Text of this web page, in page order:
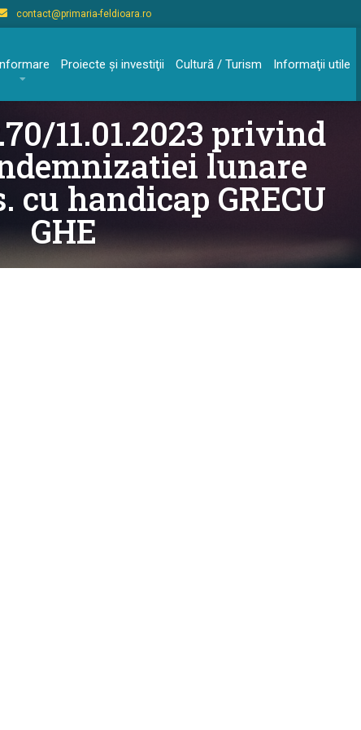
contact@primaria-feldioara.ro
Proiecte şi investiţii Cultură / Turism Informaţii utile
11.01.2023 privind
lunare
cu handicap GRECU
GHE